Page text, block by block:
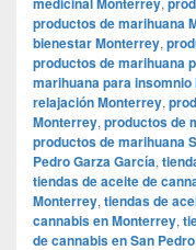
productos de marihuana
bienestar Monterrey,
productos de marihuana
marihuana para
relajación Monterrey,
Monterrey, productos de
productos de marihuana
Pedro Garza García,
tiendas de aceite de
Monterrey, tiendas de
cannabis en Monterrey,
de cannabis en San